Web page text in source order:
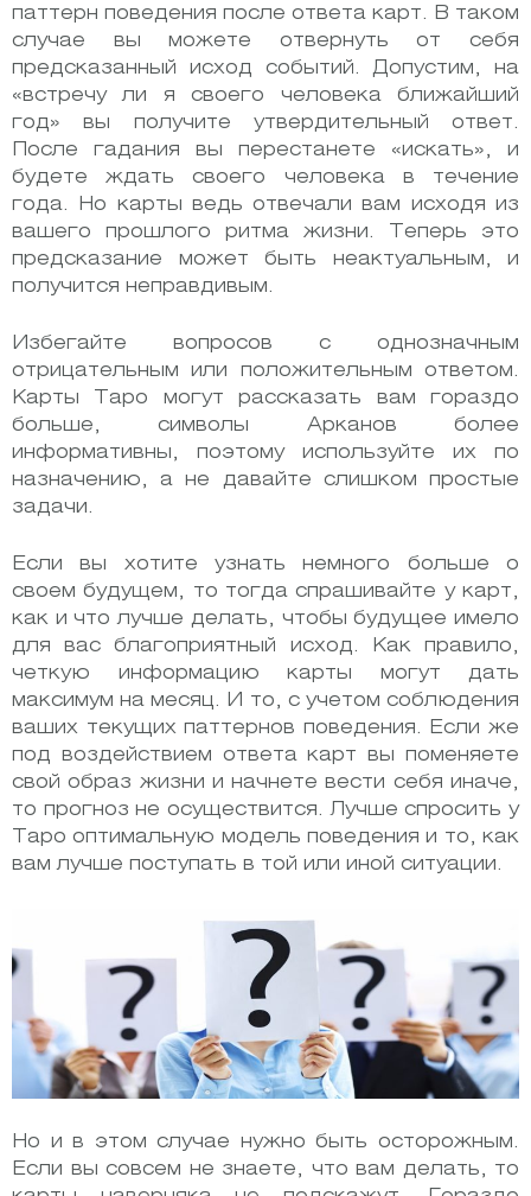
паттерн поведения после ответа карт. В таком
случае вы можете отвернуть от себя
предсказанный исход событий. Допустим, на
«встречу ли я своего человека ближайший
год» вы получите утвердительный ответ.
После гадания вы перестанете «искать», и
будете ждать своего человека в течение
года. Но карты ведь отвечали вам исходя из
вашего прошлого ритма жизни. Теперь это
предсказание может быть неактуальным, и
получится неправдивым.
Избегайте вопросов с однозначным
отрицательным или положительным ответом.
Карты Таро могут рассказать вам гораздо
больше, символы Арканов более
информативны, поэтому используйте их по
назначению, а не давайте слишком простые
задачи.
Если вы хотите узнать немного больше о
своем будущем, то тогда спрашивайте у карт,
как и что лучше делать, чтобы будущее имело
для вас благоприятный исход. Как правило,
четкую информацию карты могут дать
максимум на месяц. И то, с учетом соблюдения
ваших текущих паттернов поведения. Если же
под воздействием ответа карт вы поменяете
свой образ жизни и начнете вести себя иначе,
то прогноз не осуществится. Лучше спросить у
Таро оптимальную модель поведения и то, как
вам лучше поступать в той или иной ситуации.
Но и в этом случае нужно быть осторожным.
Если вы совсем не знаете, что вам делать, то